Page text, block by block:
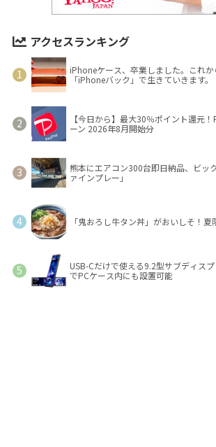
アクセスランキング
iPhoneケース、卒業しました。これ
「iPhoneバック」で生きていきます。
【今日から】最大30％ポイント還元
ーン 2026年8月開始分
熊本にエアコン300台即日納品、ビッ
ァインプレー」
「鬼おろし牛タン丼」がおいしそ！
USB-Cだけで使える9.2型サブディス
でPCケース内にも設置可能